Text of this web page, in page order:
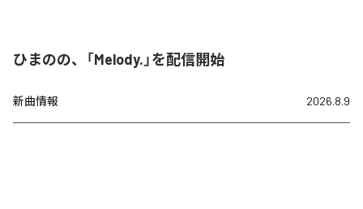
ひまのの、「Melody.」を配信開始
新曲情報 2026.8.9